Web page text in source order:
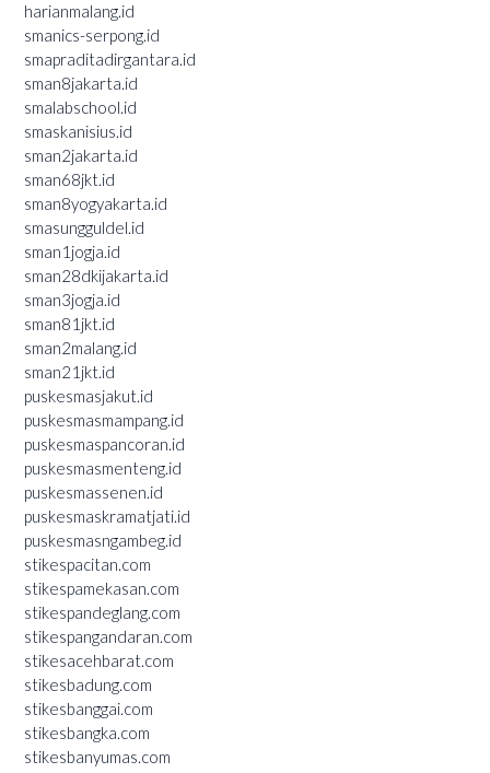
harianmalang.id
smanics-serpong.id
smapraditadirgantara.id
sman8jakarta.id
smalabschool.id
smaskanisius.id
sman2jakarta.id
sman68jkt.id
sman8yogyakarta.id
smasungguldel.id
sman1jogja.id
sman28dkijakarta.id
sman3jogja.id
sman81jkt.id
sman2malang.id
sman21jkt.id
puskesmasjakut.id
puskesmasmampang.id
puskesmaspancoran.id
puskesmasmenteng.id
puskesmassenen.id
puskesmaskramatjati.id
puskesmasngambeg.id
stikespacitan.com
stikespamekasan.com
stikespandeglang.com
stikespangandaran.com
stikesacehbarat.com
stikesbadung.com
stikesbanggai.com
stikesbangka.com
stikesbanyumas.com